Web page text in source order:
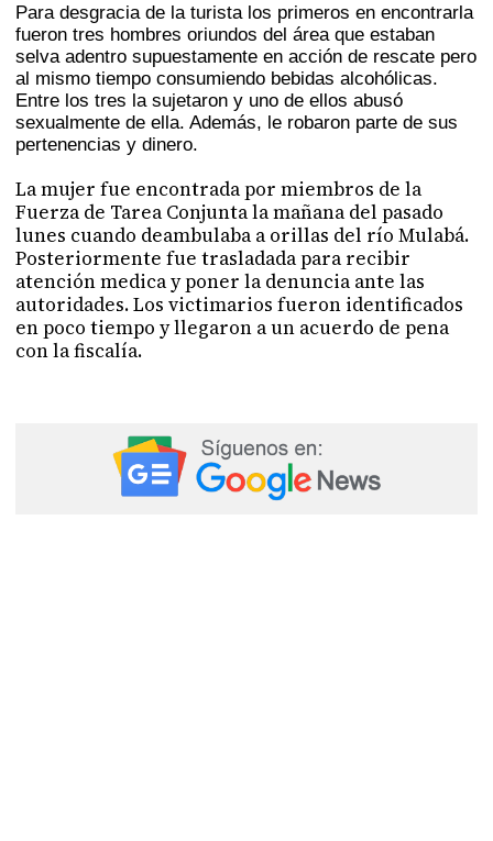
Para desgracia de la turista los primeros en encontrarla
fueron tres hombres oriundos del área que estaban
selva adentro supuestamente en acción de rescate pero
al mismo tiempo consumiendo bebidas alcohólicas.
Entre los tres la sujetaron y uno de ellos abusó
sexualmente de ella. Además, le robaron parte de sus
pertenencias y dinero.
La mujer fue encontrada por miembros de la
Fuerza de Tarea Conjunta la mañana del pasado
lunes cuando deambulaba a orillas del río Mulabá.
Posteriormente fue trasladada para recibir
atención medica y poner la denuncia ante las
autoridades. Los victimarios fueron identificados
en poco tiempo y llegaron a un acuerdo de pena
con la fiscalía.